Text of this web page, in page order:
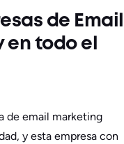
de Email
en todo el
de email marketing
y esta empresa con